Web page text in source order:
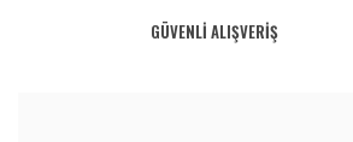
Ürün resmi kalitesiz, bozuk veya görüntülenemiyor.
GÜVENLİ ALIŞVERİŞ